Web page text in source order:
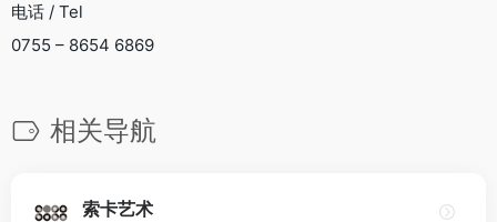
电话 / Tel
0755 – 8654 6869
相关导航
索卡艺术